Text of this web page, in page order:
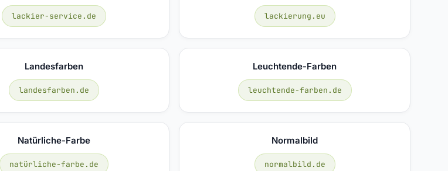
lackier-service.de lackierung.eu
Landesfarben
landesfarben.de
Leuchtende-Farben
leuchtende-farben.de
Natürliche-Farbe
natürliche-farbe.de
Normalbild
normalbild.de